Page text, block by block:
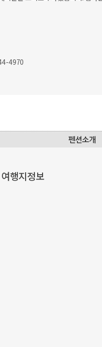
4970
행지정보